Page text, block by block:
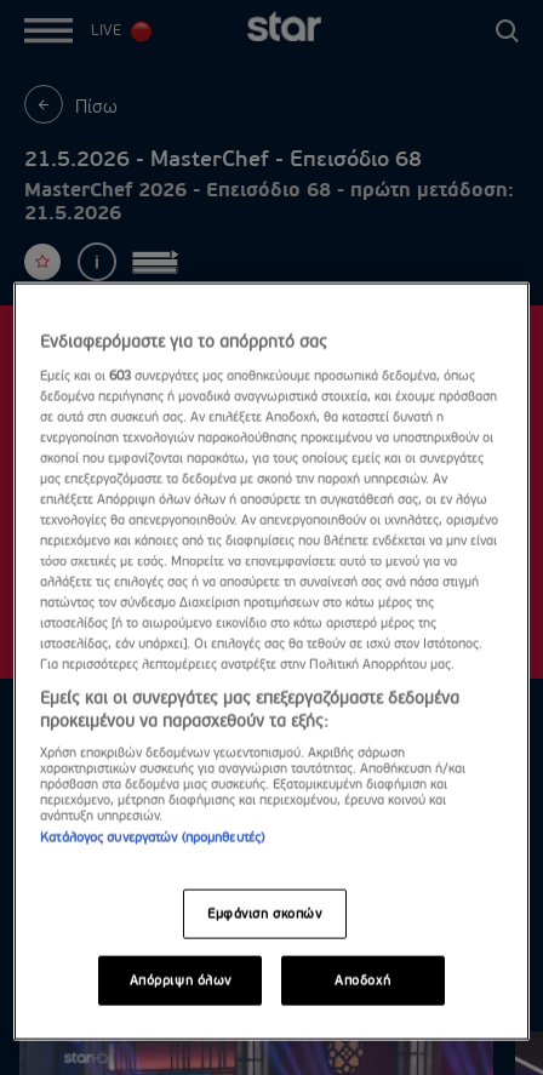
LIVE
Πίσω
21.5.2026 - MasterChef - Επεισόδιο 68
MasterChef 2026 - Επεισόδιο 68 - πρώτη μετάδοση:
21.5.2026
Επεισόδια Δες τα όλα
Ενδιαφερόμαστε για το απόρρητό σας
Εμείς και οι603 συνεργάτες μας αποθηκεύουμε προσωπικά δεδομένα, όπως
δεδομένα περιήγησης ή μοναδικά αναγνωριστικά στοιχεία, και έχουμε πρόσβαση
σε αυτά στη συσκευή σας. Αν επιλέξετε Αποδοχή, θα καταστεί δυνατή η
ενεργοποίηση τεχνολογιών παρακολούθησης προκειμένου να υποστηριχθούν οι
σκοποί που εμφανίζονται παρακάτω, για τους οποίους εμείς και οι συνεργάτες
μας επεξεργαζόμαστε τα δεδομένα με σκοπό την παροχή υπηρεσιών. Αν
επιλέξετε Απόρριψη όλων όλων ή αποσύρετε τη συγκατάθεσή σας, οι εν λόγω
τεχνολογίες θα απενεργοποιηθούν. Αν απενεργοποιηθούν οι ιχνηλάτες, ορισμένο
περιεχόμενο και κάποιες από τις διαφημίσεις που βλέπετε ενδέχεται να μην είναι
τόσο σχετικές με εσάς. Μπορείτε να επανεμφανίσετε αυτό το μενού για να
αλλάξετε τις επιλογές σας ή να αποσύρετε τη συναίνεσή σας ανά πάσα στιγμή
πατώντας τον σύνδεσμο Διαχείριση προτιμήσεων στο κάτω μέρος της
ιστοσελίδας [ή το αιωρούμενο εικονίδιο στο κάτω αριστερό μέρος της
ιστοσελίδας, εάν υπάρχει]. Οι επιλογές σας θα τεθούν σε ισχύ στον Ιστότοπος.
Για περισσότερες λεπτομέρειες ανατρέξτε στην Πολιτική Απορρήτου μας.
Εμείς και οι συνεργάτες μας επεξεργαζόμαστε δεδομένα
προκειμένου να παρασχεθούν τα εξής:
Χρήση επακριβών δεδομένων γεωεντοπισμού. Ακριβής σάρωση
χαρακτηριστικών συσκευής για αναγνώριση ταυτότητας. Αποθήκευση ή/και
πρόσβαση στα δεδομένα μιας συσκευής. Εξατομικευμένη διαφήμιση και
περιεχόμενο, μέτρηση διαφήμισης και περιεχομένου, έρευνα κοινού και
ανάπτυξη υπηρεσιών.
Κατάλογος συνεργατών (προμηθευτές)
Εμφάνιση σκοπών
Απόρριψη όλων Αποδοχή